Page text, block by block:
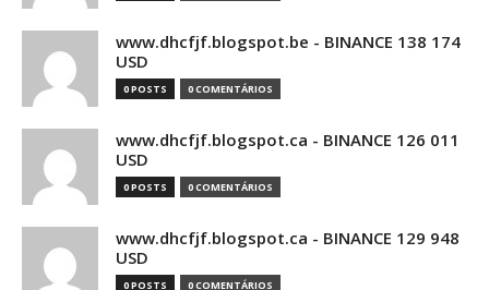
www.dhcfjf.blogspot.be - BINANCE 138 174
USD
0 POSTS 0 COMENTÁRIOS
www.dhcfjf.blogspot.ca - BINANCE 126 011
USD
0 POSTS 0 COMENTÁRIOS
www.dhcfjf.blogspot.ca - BINANCE 129 948
USD
0 POSTS 0 COMENTÁRIOS